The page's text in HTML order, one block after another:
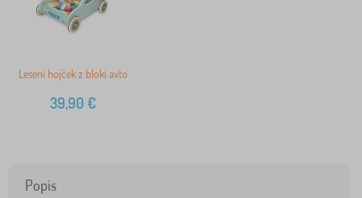
Leseni hojček z bloki avto
39,90 €
Popis